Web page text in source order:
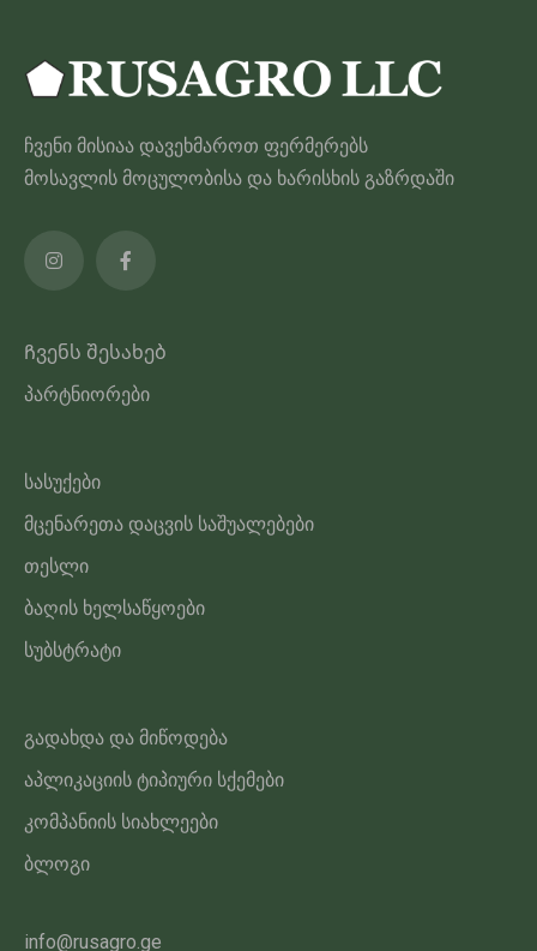
შეიძლება
შეირჩეს
გვერდზე
ჩვენი მისიაა დავეხმაროთ ფერმერებს
მოსავლის მოცულობისა და ხარისხის გაზრდაში
Ჩვენს შესახებ
პარტნიორები
სასუქები
მცენარეთა დაცვის საშუალებები
თესლი
ბაღის ხელსაწყოები
სუბსტრატი
გადახდა და მიწოდება
აპლიკაციის ტიპიური სქემები
კომპანიის სიახლეები
ბლოგი
info@rusagro.ge